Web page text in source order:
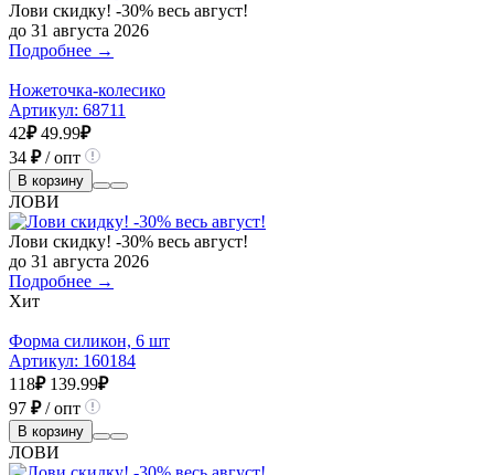
Лови скидку! -30% весь август!
до 31 августа 2026
Подробнее →
Ножеточка-колесико
Артикул: 68711
42₽ 49.99₽
34 ₽/ опт
В корзину
ЛОВИ
Лови скидку! -30% весь август!
до 31 августа 2026
Подробнее →
Хит
Форма силикон, 6 шт
Артикул: 160184
118₽ 139.99₽
97 ₽/ опт
В корзину
ЛОВИ